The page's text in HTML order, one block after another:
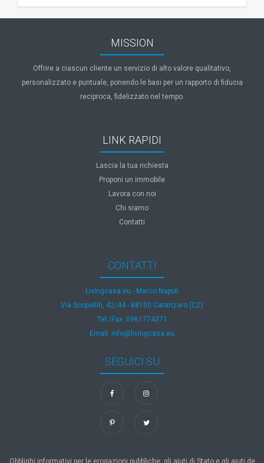
MISSION
Offrire a ciascun cliente un servizio di alto valore qualitativo,
personalizzato e puntuale, ponendo le basi per un rapporto di fiducia
reciproca, fidelizzato nel tempo.
LINK RAPIDI
Lascia la tua richiesta
Proponi un immobile
Lavora con noi
Chi siamo
Contatti
CONTATTI
Livingcasa.eu - Marco Napoli
Via Scopelliti, 42/44 - 88100 Catanzaro (CZ)
Tel./Fax. 0961774371
Email: info@livingcasa.eu
SEGUICI SU
Obblighi informativi per le erogazioni pubbliche: gli aiuti di Stato e gli aiuti de